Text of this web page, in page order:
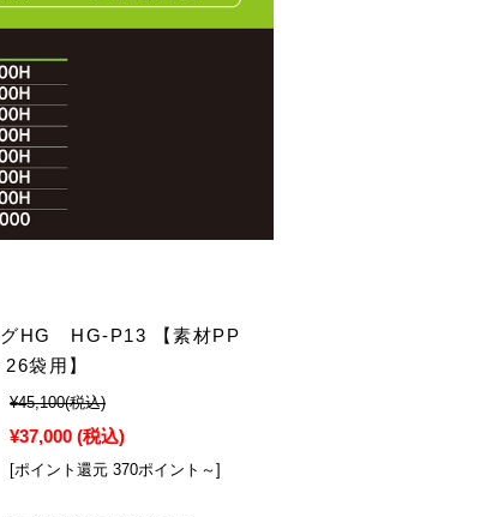
グHG HG-P13 【素材PP
袋用】
¥45,100(税込)
¥37,000 (税込)
[ポイント還元 370ポイント～]